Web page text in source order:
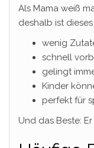
Als Mama weiß
deshalb ist
wenig
schnell
gelingt
Kinder
perfekt für
Und das Beste: